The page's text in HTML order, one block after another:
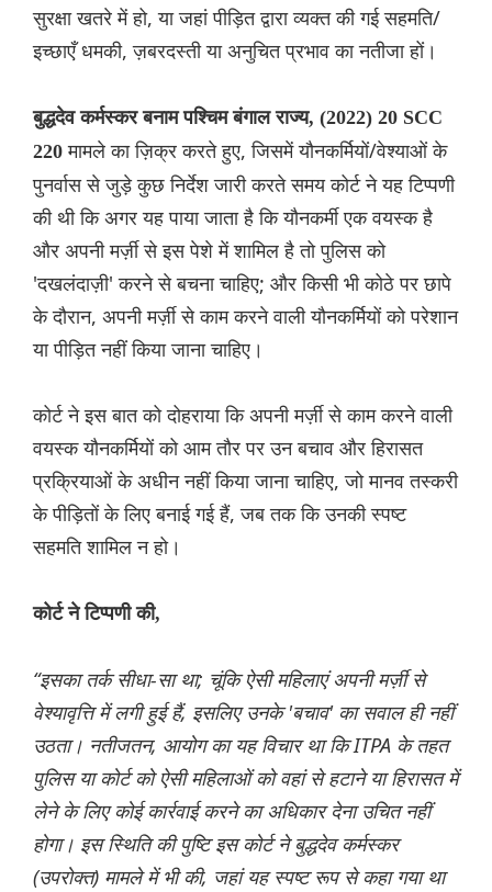
सुरक्षा खतरे में हो, या जहां पीड़ित द्वारा व्यक्त की गई सहमति/
इच्छाएँ धमकी, ज़बरदस्ती या अनुचित प्रभाव का नतीजा हों।
बुद्धदेव कर्मस्कर बनाम पश्चिम बंगाल राज्य, (2022) 20 SCC
220मामले का ज़िक्र करते हुए, जिसमें यौनकर्मियों/वेश्याओं के
पुनर्वास से जुड़े कुछ निर्देश जारी करते समय कोर्ट ने यह टिप्पणी
की थी कि अगर यह पाया जाता है कि यौनकर्मी एक वयस्क है
और अपनी मर्ज़ी से इस पेशे में शामिल है तो पुलिस को
'दखलंदाज़ी' करने से बचना चाहिए; और किसी भी कोठे पर छापे
के दौरान, अपनी मर्ज़ी से काम करने वाली यौनकर्मियों को परेशान
या पीड़ित नहीं किया जाना चाहिए।
कोर्ट ने इस बात को दोहराया कि अपनी मर्ज़ी से काम करने वाली
वयस्क यौनकर्मियों को आम तौर पर उन बचाव और हिरासत
प्रक्रियाओं के अधीन नहीं किया जाना चाहिए, जो मानव तस्करी
के पीड़ितों के लिए बनाई गई हैं, जब तक कि उनकी स्पष्ट
सहमति शामिल न हो।
कोर्ट ने टिप्पणी की,
“इसका तर्क सीधा-सा था; चूंकि ऐसी महिलाएं अपनी मर्ज़ी से
वेश्यावृत्ति में लगी हुई हैं, इसलिए उनके 'बचाव' का सवाल ही नहीं
उठता। नतीजतन, आयोग का यह विचार था कि ITPA के तहत
पुलिस या कोर्ट को ऐसी महिलाओं को वहां से हटाने या हिरासत में
लेने के लिए कोई कार्रवाई करने का अधिकार देना उचित नहीं
होगा। इस स्थिति की पुष्टि इस कोर्ट ने बुद्धदेव कर्मस्कर
(उपरोक्त) मामले में भी की, जहां यह स्पष्ट रूप से कहा गया था